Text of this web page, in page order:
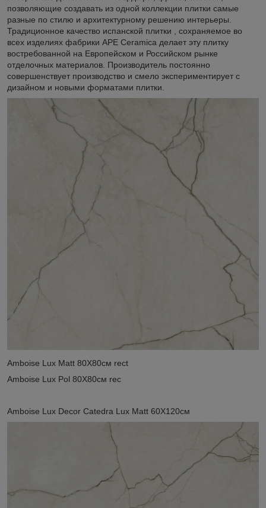
позволяющие создавать из одной коллекции плитки самые
разные по стилю и архитектурному решению интерьеры.
Традиционное качество испанской плитки , сохраняемое во
всех изделиях фабрики APE Ceramica делает эту плитку
востребованной на Европейском и Российском рынке
отделочных материалов. Производитель постоянно
совершенствует производство и смело экспериментирует с
дизайном и новыми форматами плитки.
Amboise Lux Matt 80Х80см rect
Amboise Lux Pol 80Х80см rec
Amboise Lux Decor Catedra Lux Matt 60Х120см